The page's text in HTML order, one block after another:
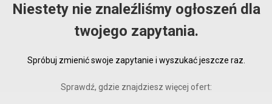
Niestety nie znaleźliśmy ogłoszeń dla
twojego zapytania.
Spróbuj zmienić swoje zapytanie i wyszukać jeszcze raz.
Sprawdź, gdzie znajdziesz więcej ofert: